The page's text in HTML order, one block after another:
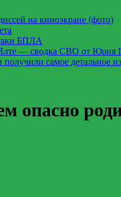
на киноэкране (фото)
БПЛА
— сводка СВО от Юрия
самое детальное
опасно